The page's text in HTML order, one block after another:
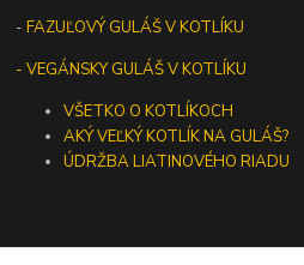
-FAZUĽOVÝ GULÁŠ V KOTLÍKU
- VEGÁNSKY GULÁŠ V KOTLÍKU
VŠETKO O KOTLÍKOCH
AKÝ VEĽKÝ KOTLÍK NA GULÁŠ?
ÚDRŽBA LIATINOVÉHO RIADU